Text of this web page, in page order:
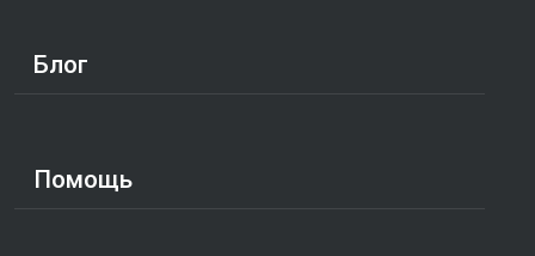
Блог
Помощь